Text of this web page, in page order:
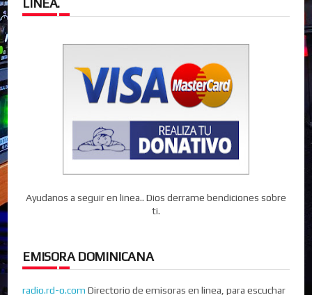
LINEA.
Ayudanos a seguir en linea.. Dios derrame bendiciones sobre
ti.
EMISORA DOMINICANA
radio.rd-o.com Directorio de emisoras en linea, para escuchar